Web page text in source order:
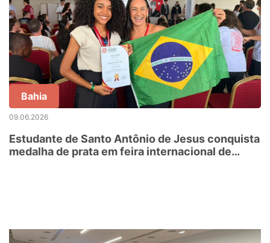
Bahia
09.06.2026
Estudante de Santo Antônio de Jesus conquista
medalha de prata em feira internacional de